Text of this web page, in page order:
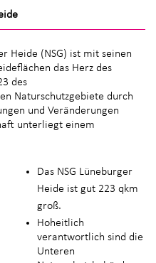
Heide (NSG) ist mit seinen
das Herz des
des
Naturschutzgebiete durch
und Veränderungen
unterliegt einem
Das NSG Lüneburger
Heide ist gut 223 qkm
groß.
Hoheitlich
verantwortlich sind die
Unteren